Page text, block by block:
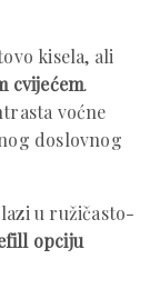
kisela, ali
cvijećem.
voćne
doslovnog
u ružičasto-
opciju